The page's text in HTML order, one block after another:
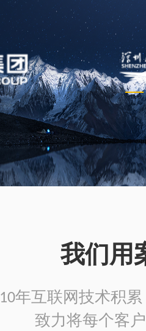
我们用
10年互联网技术积
致力将每个客